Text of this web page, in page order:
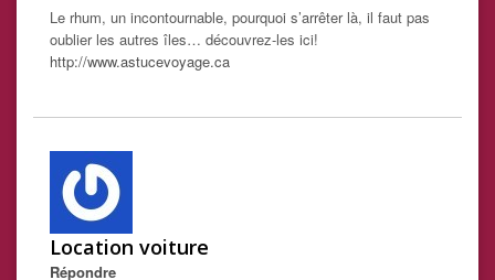
Le rhum, un incontournable, pourquoi s’arrêter là, il faut pas
oublier les autres îles… découvrez-les ici!
http://www.astucevoyage.ca
Location voiture
Répondre